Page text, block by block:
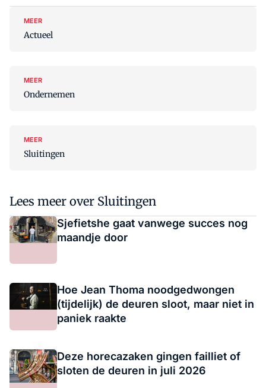
MEER
Actueel
MEER
Ondernemen
MEER
Sluitingen
Lees meer over Sluitingen
Sjefietshe gaat vanwege succes nog
maandje door
Hoe Jean Thoma noodgedwongen
(tijdelijk) de deuren sloot, maar niet in
paniek raakte
Deze horecazaken gingen failliet of
sloten de deuren in juli 2026